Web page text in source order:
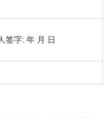
签字: 年 月 日